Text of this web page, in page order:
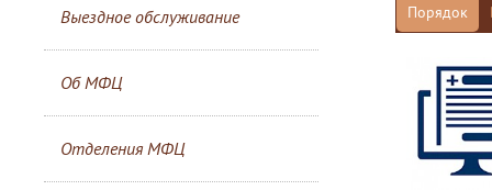
Выездное обслуживание
Об МФЦ
Отделения МФЦ
Порядок